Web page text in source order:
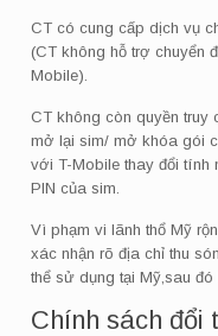
CT có cung cấp dịch vụ
(CT không hỗ trợ chuyển
Mobile).
CT không còn quyền truy
mở lại sim/ mở khóa gói
với T-Mobile thay đổi tính
PIN của sim.
Vì phạm vi lãnh thổ Mỹ
xác nhận rõ địa chỉ thu
thể sử dụng tại Mỹ,sau đó
Chính sách đổi